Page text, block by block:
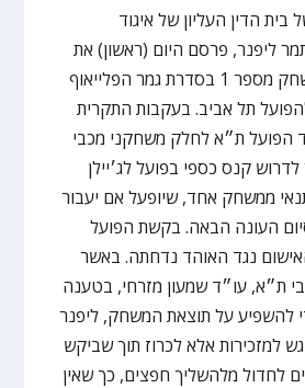
הדין העליון של איגוד
ליפנר, פרסם היום (ראשון) את
החלטתו בנוגע למשחק מספר 1 בסדרת גמר הפלייאוף
תל אביב. בעקבות התקרית
הפועל ת״א לחלק משחקני מכבי
קנס כספי בפועל לג׳יילן
ממשחק אחד, שיופעל אם יעבור
העונה הבאה. בקשת הפועל
נגד האוהד נדחתה. באשר
ת״א, עו״ד שמעון מזרחי, בטענה
להשפיע על תוצאת המשחק, ליפנר
למזכירות אלא לכרוז תוך שביקש
לחדול מלהשליך חפצים, כך שאין